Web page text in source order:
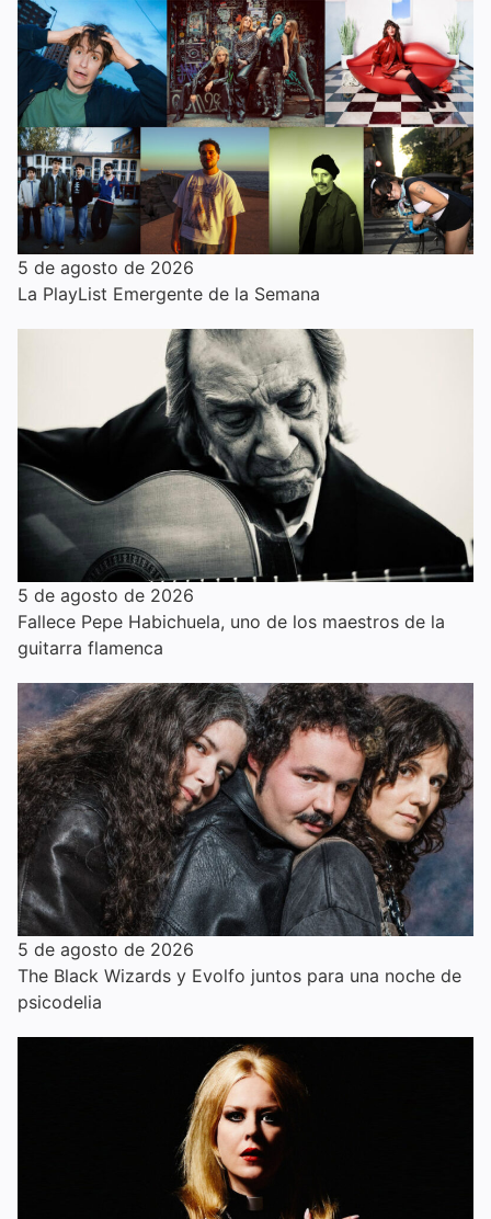
5 de agosto de 2026
La PlayList Emergente de la Semana
5 de agosto de 2026
Fallece Pepe Habichuela, uno de los maestros de la
guitarra flamenca
5 de agosto de 2026
The Black Wizards y Evolfo juntos para una noche de
psicodelia